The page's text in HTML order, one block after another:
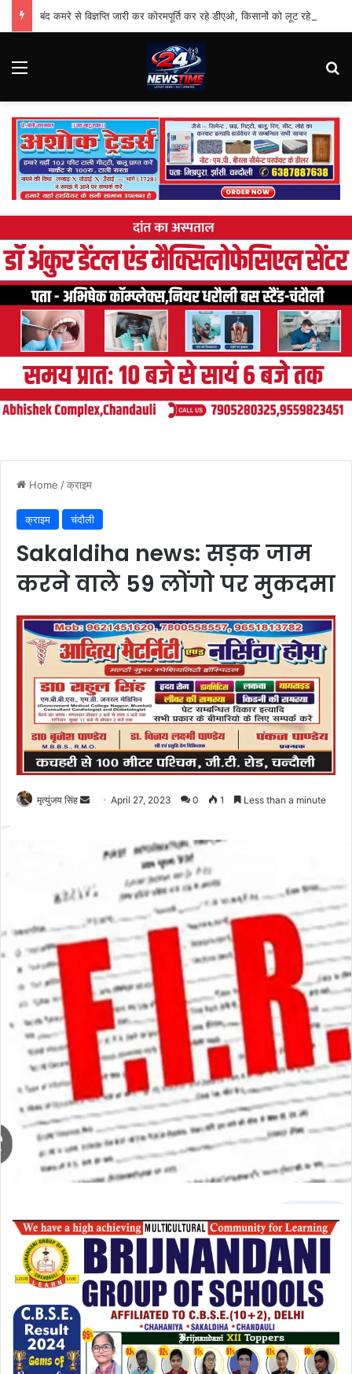
Menu
Home /क्राइम
क्राइम चंदौली
Sakaldiha news: सड़क जाम
करने वाले 59 लोंगो पर मुकदमा
मृत्युंजय सिंह
SendApril 27, 2023 0 1 Less than a minute